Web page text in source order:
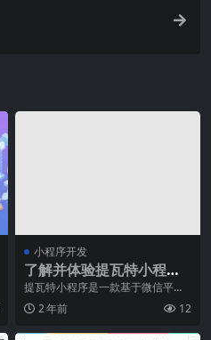
小程序开发
了解并体验提瓦特小程序
的功能
提瓦特小程序是一款基于微信平台
的应用程序，它为用户提供多种便
捷的功能和服务。在这
2 年前 12